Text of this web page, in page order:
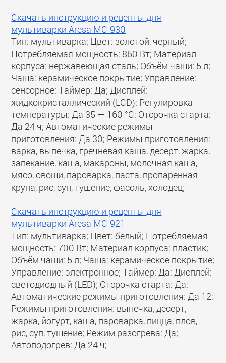
Скачать инструкцию и рецепты для
мультиварки Aresa MC-930
Тип: мультиварка; Цвет: золотой, черный;
Потребляемая мощность: 860 Вт; Материал
корпуса: нержавеющая сталь; Объём чаши: 5 л;
Чаша: керамическое покрытие; Управление:
сенсорное; Таймер: Да; Дисплей:
жидкокристаллический (LCD); Регулировка
температуры: Да 35 — 160 °C; Отсрочка старта:
Да 24 ч; Автоматические режимы
приготовления: Да 30; Режимы приготовления:
варка, выпечка, гречневая каша, десерт, жарка,
запекание, каша, макароны, молочная каша,
мясо, овощи, пароварка, паста, пропаренная
крупа, рис, суп, тушение, фасоль, холодец;
Скачать инструкцию и рецепты для
мультиварки Aresa MC-921
Тип: мультиварка; Цвет: белый; Потребляемая
мощность: 700 Вт; Материал корпуса: пластик;
Объём чаши: 5 л; Чаша: керамическое покрытие;
Управление: электронное; Таймер: Да; Дисплей:
светодиодный (LED); Отсрочка старта: Да;
Автоматические режимы приготовления: Да 12;
Режимы приготовления: выпечка, десерт,
жарка, йогурт, каша, пароварка, пицца, плов,
рис, суп, тушение; Режим разогрева: Да;
Автоподогрев: Да 24 ч;